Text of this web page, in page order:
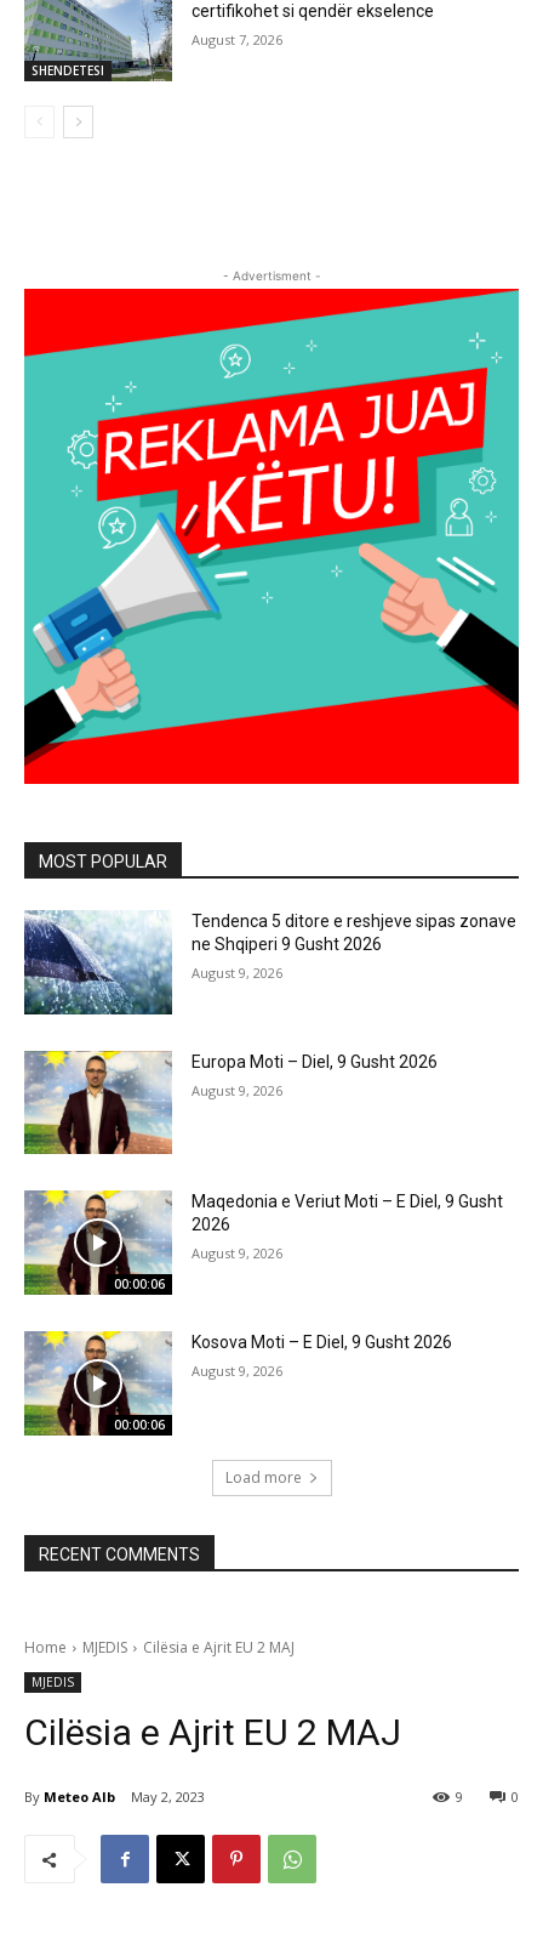
SHENDETESI
certifikohet si qendër ekselence
August 7, 2026
- Advertisment -
MOST POPULAR
Tendenca 5 ditore e reshjeve sipas zonave
ne Shqiperi 9 Gusht 2026
August 9, 2026
Europa Moti – Diel, 9 Gusht 2026
August 9, 2026
00:00:06
Maqedonia e Veriut Moti – E Diel, 9 Gusht
2026
August 9, 2026
00:00:06
Kosova Moti – E Diel, 9 Gusht 2026
August 9, 2026
Load more
RECENT COMMENTS